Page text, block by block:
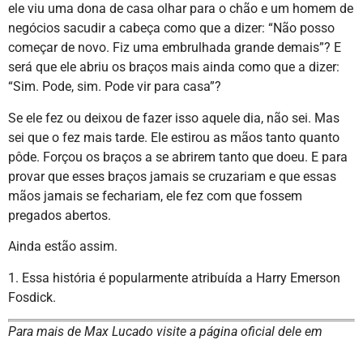
ele viu uma dona de casa olhar para o chão e um homem de
negócios sacudir a cabeça como que a dizer: “Não posso
começar de novo. Fiz uma embrulhada grande demais”? E
será que ele abriu os braços mais ainda como que a dizer:
“Sim. Pode, sim. Pode vir para casa”?
Se ele fez ou deixou de fazer isso aquele dia, não sei. Mas
sei que o fez mais tarde. Ele estirou as mãos tanto quanto
pôde. Forçou os braços a se abrirem tanto que doeu. E para
provar que esses braços jamais se cruzariam e que essas
mãos jamais se fechariam, ele fez com que fossem
pregados abertos.
Ainda estão assim.
1. Essa história é popularmente atribuída a Harry Emerson
Fosdick.
Para mais de Max Lucado visite a página oficial dele em